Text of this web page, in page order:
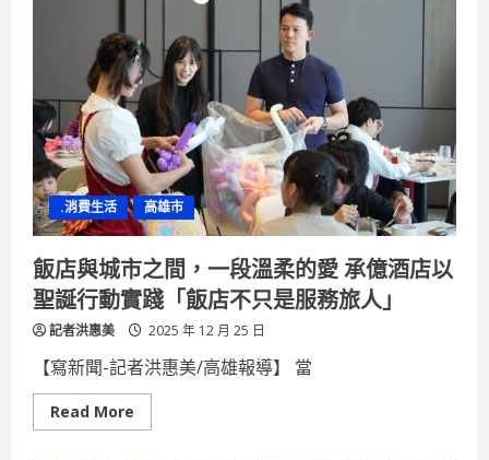
心
世
界
神
明
聯
誼
會
共
築
和
平
願
景
.消費生活 高雄市
飯店與城市之間，一段溫柔的愛 承億酒店以
聖誕行動實踐「飯店不只是服務旅人」
記者洪惠美 2025 年 12 月 25 日
【寫新聞-記者洪惠美/高雄報導】 當
Read More
more